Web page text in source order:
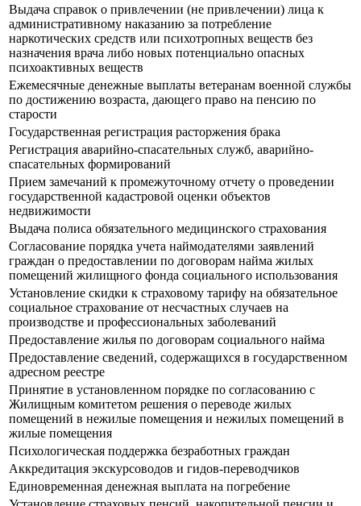
Выдача справок о привлечении (не привлечении) лица к
административному наказанию за потребление
наркотических средств или психотропных веществ без
назначения врача либо новых потенциально опасных
психоактивных веществ
Ежемесячные денежные выплаты ветеранам военной службы
по достижению возраста, дающего право на пенсию по
старости
Государственная регистрация расторжения брака
Регистрация аварийно-спасательных служб, аварийно-
спасательных формирований
Прием замечаний к промежуточному отчету о проведении
государственной кадастровой оценки объектов
недвижимости
Выдача полиса обязательного медицинского страхования
Согласование порядка учета наймодателями заявлений
граждан о предоставлении по договорам найма жилых
помещений жилищного фонда социального использования
Установление скидки к страховому тарифу на обязательное
социальное страхование от несчастных случаев на
производстве и профессиональных заболеваний
Предоставление жилья по договорам социального найма
Предоставление сведений, содержащихся в государственном
адресном реестре
Принятие в установленном порядке по согласованию с
Жилищным комитетом решения о переводе жилых
помещений в нежилые помещения и нежилых помещений в
жилые помещения
Психологическая поддержка безработных граждан
Аккредитация экскурсоводов и гидов-переводчиков
Единовременная денежная выплата на погребение